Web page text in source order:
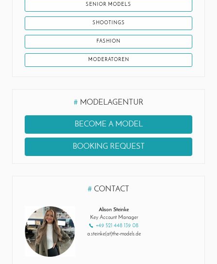
SENIOR MODELS
SHOOTINGS
FASHION
MODERATOREN
# MODELAGENTUR
BECOME A MODEL
BOOKING REQUEST
# CONTACT
Alison Steinke
Key Account Manager
+49 521 448 139 08
a.steinke(at)the-models.de